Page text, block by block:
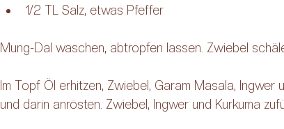
1/2 TL Salz, etwas Pfeffer
Mung-Dal waschen, abtropfen lassen. Zwiebel
Im Topf Öl erhitzen, Zwiebel, Garam Masala,
und darin anrösten. Zwiebel, Ingwer und Kurkuma